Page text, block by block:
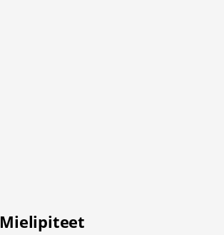
Mielipiteet